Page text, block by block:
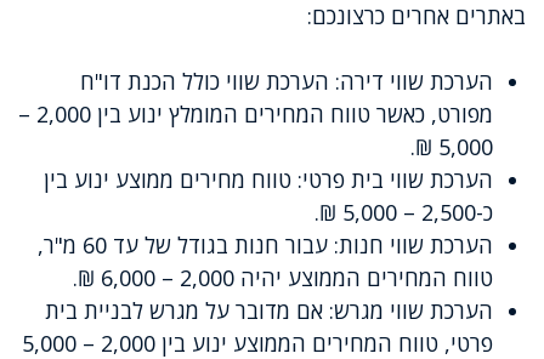
באתרים אחרים כרצונכם:
הערכת שווי דירה: הערכת שווי כולל הכנת דו"ח
מפורט, כאשר טווח המחירים המומלץ ינוע בין 2,000 –
5,000 ₪.
הערכת שווי בית פרטי: טווח מחירים ממוצע ינוע בין
כ-2,500 – 5,000 ₪.
הערכת שווי חנות: עבור חנות בגודל של עד 60 מ"ר,
טווח המחירים הממוצע יהיה 2,000 – 6,000 ₪.
הערכת שווי מגרש: אם מדובר על מגרש לבניית בית
פרטי, טווח המחירים הממוצע ינוע בין 2,000 – 5,000